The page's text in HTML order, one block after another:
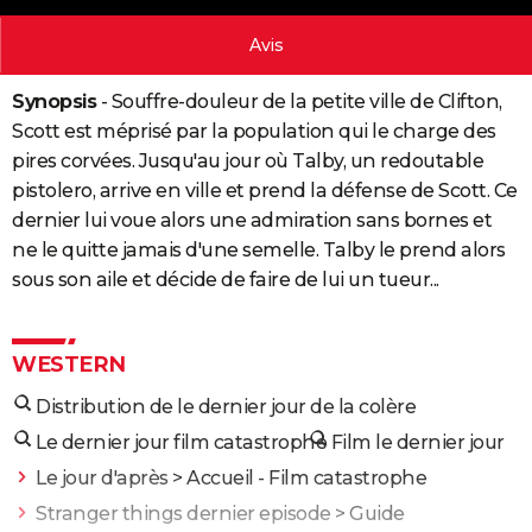
GUIDES D'ACHAT
BONS PLANS
CARTE DE VOEUX
Carte de Noël
Carte Bonne année
Carte Saint-Valentin
Carte Pâques
Carte d'anniversaire
DICTIONNAIRE
Dictionnaire
Biographies
Citations
Expressions
Proverbes
PROGRAMME TV
S'inscrire
Se connecter
Lycées
Collèges
Primaires
Universités
Entreprises
Service militaire
Avis de recherche
AVIS DE DÉCÈS
FORUM
Avis
Synopsis- Souffre-douleur de la petite ville de Clifton,
Scott est méprisé par la population qui le charge des
pires corvées. Jusqu'au jour où Talby, un redoutable
pistolero, arrive en ville et prend la défense de Scott. Ce
dernier lui voue alors une admiration sans bornes et
ne le quitte jamais d'une semelle. Talby le prend alors
sous son aile et décide de faire de lui un tueur...
WESTERN
Distribution de le dernier jour de la colère
Le dernier jour film catastrophe Film le dernier jour
Le jour d'après > Accueil - Film catastrophe
Stranger things dernier episode > Guide